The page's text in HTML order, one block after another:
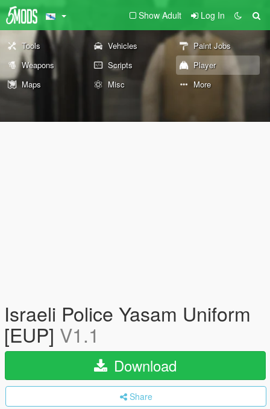
Show Adult Log In
Tools Vehicles
Paint Jobs
Weapons
Scripts
Player
Maps
Misc More
Israeli Police Yasam Uniform
[EUP] V1.1
Download
Share